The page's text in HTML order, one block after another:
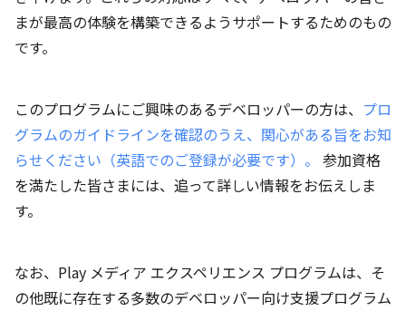
まが最高の体験を構築できるようサポートするためのもの
です。
このプログラムにご興味のあるデベロッパーの方は、 プロ
グラムのガイドラインを確認のうえ、関心がある旨をお知
らせください（英語でのご登録が必要です）。 参加資格
を満たした皆さまには、追って詳しい情報をお伝えしま
す。
なお、Play メディア エクスペリエンス プログラムは、そ
の他既に存在する多数のデベロッパー向け支援プログラム